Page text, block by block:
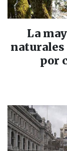
La
naturales
por